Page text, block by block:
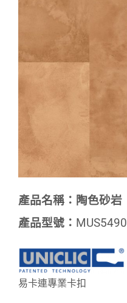
產品名稱：陶色砂岩
產品型號： MUS5490
易卡連專業卡扣